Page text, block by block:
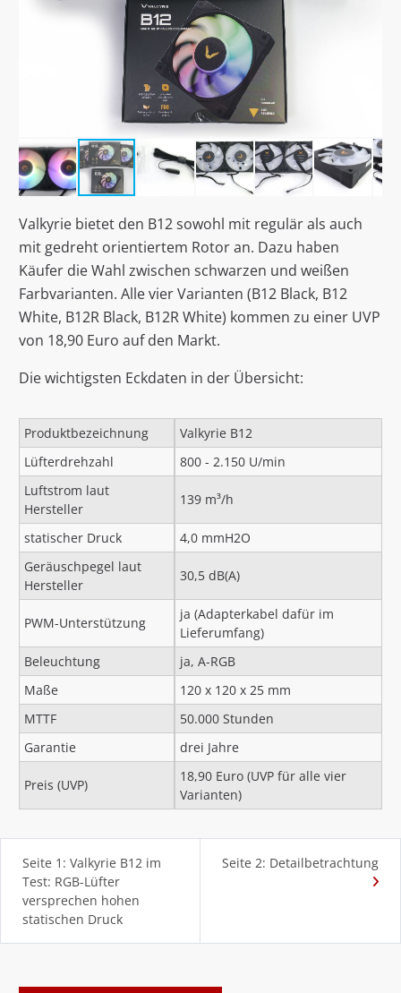
Valkyrie bietet den B12 sowohl mit regulär als auch
mit gedreht orientiertem Rotor an. Dazu haben
Käufer die Wahl zwischen schwarzen und weißen
Farbvarianten. Alle vier Varianten (B12 Black, B12
White, B12R Black, B12R White) kommen zu einer UVP
von 18,90 Euro auf den Markt.
Die wichtigsten Eckdaten in der Übersicht:
Produktbezeichnung
Valkyrie B12
Lüfterdrehzahl
800 - 2.150 U/min
Luftstrom laut
Hersteller
139 m³/h
statischer Druck
4,0 mmH2O
Geräuschpegel laut
Hersteller
30,5 dB(A)
PWM-Unterstützung
ja (Adapterkabel dafür im
Lieferumfang)
Beleuchtung
ja, A-RGB
Maße
120 x 120 x 25 mm
MTTF
50.000 Stunden
Garantie
drei Jahre
Preis (UVP)
18,90 Euro (UVP für alle vier
Varianten)
Seite 1: Valkyrie B12 im
Test: RGB-Lüfter
versprechen hohen
statischen Druck
Seite 2: Detailbetrachtung